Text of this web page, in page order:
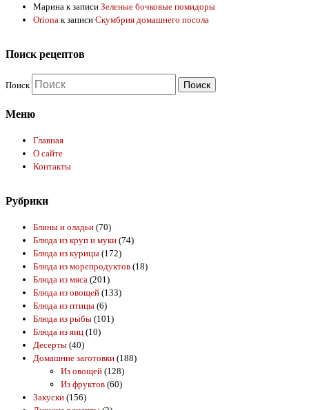
Марина к записи Зеленые бочковые помидоры
Oriona к записи Скумбрия домашнего посола
Поиск рецептов
Поиск
Меню
Главная
О сайте
Контакты
Рубрики
Блины и оладьи (70)
Блюда из круп и муки (74)
Блюда из курицы (172)
Блюда из морепродуктов (18)
Блюда из мяса (201)
Блюда из овощей (133)
Блюда из птицы (6)
Блюда из рыбы (101)
Блюда из яиц (10)
Десерты (40)
Домашние заготовки (188)
Из овощей (128)
Из фруктов (60)
Закуски (156)